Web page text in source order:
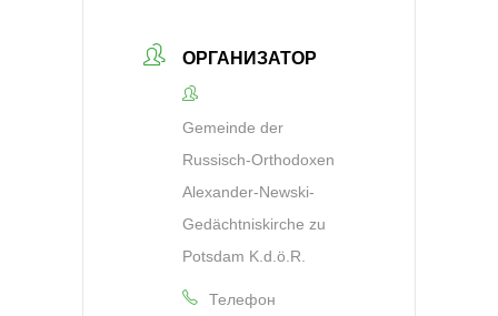
ОРГАНИЗАТОР
Gemeinde der
Russisch-Orthodoxen
Alexander-Newski-
Gedächtniskirche zu
Potsdam K.d.ö.R.
Телефон